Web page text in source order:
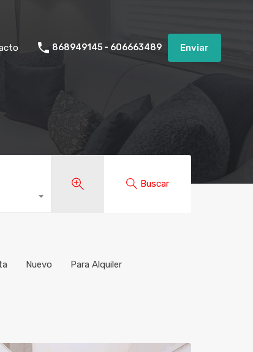
868949145 - 606663489 Enviar
Buscar
Nuevo Para Alquiler